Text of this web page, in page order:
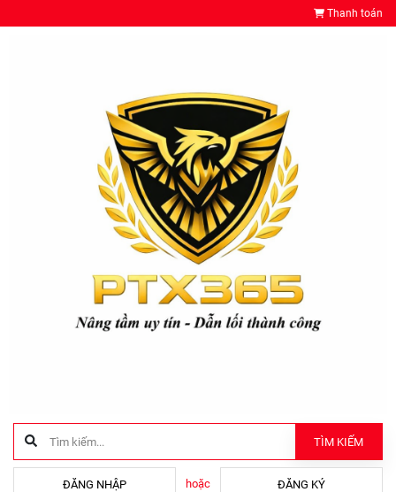
Thanh toán
TÌM KIẾM
ĐĂNG NHẬP hoặc ĐĂNG KÝ